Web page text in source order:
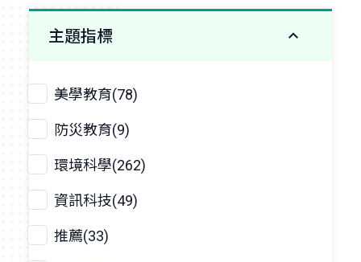
主題指標
美學教育(78)
防災教育(9)
環境科學(262)
資訊科技(49)
推薦(33)